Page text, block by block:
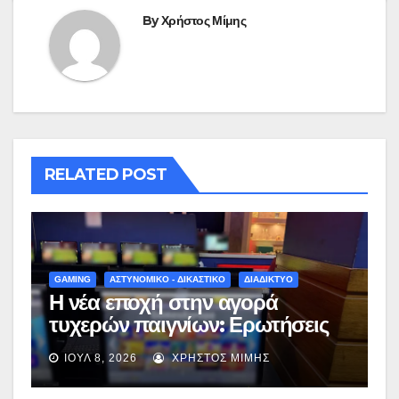
ByΧρήστος Μίμης
RELATED POST
GAMING ΑΣΤΥΝΟΜΙΚΟ - ΔΙΚΑΣΤΙΚΟ ΔΙΑΔΙΚΤΥΟ
Η νέα εποχή στην αγορά
τυχερών παιγνίων: Ερωτήσεις
και απαντήσεις για το νέο
νομοσχέδιο
ΙΟΎΛ 8, 2026 ΧΡΉΣΤΟΣ ΜΊΜΗΣ